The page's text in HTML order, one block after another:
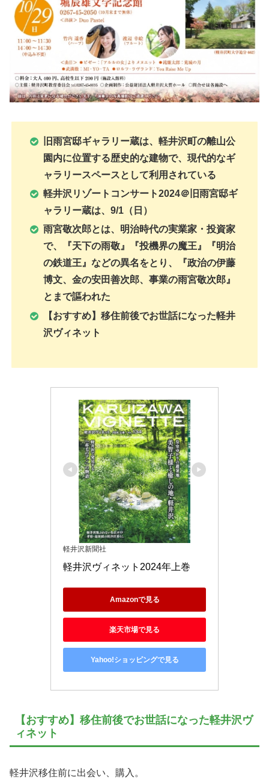
旧雨宮邸ギャラリー蔵は、軽井沢町の離山公
園内に位置する歴史的な建物で、現代的なギ
ャラリースペースとして利用されている
軽井沢リゾートコンサート2024＠旧雨宮邸ギ
ャラリー蔵は、9/1（日）
雨宮敬次郎とは、明治時代の実業家・投資家
で、『天下の雨敬』『投機界の魔王』『明治
の鉄道王』などの異名をとり、『政治の伊藤
博文、金の安田善次郎、事業の雨宮敬次郎』
とまで謳われた
【おすすめ】移住前後でお世話になった軽井
沢ヴィネット
軽井沢新聞社
軽井沢ヴィネット2024年上巻
Amazonで見る
楽天市場で見る
Yahoo!ショッピングで見る
【おすすめ】移住前後でお世話になった軽井沢ヴ
ィネット
軽井沢移住前に出会い、購入。